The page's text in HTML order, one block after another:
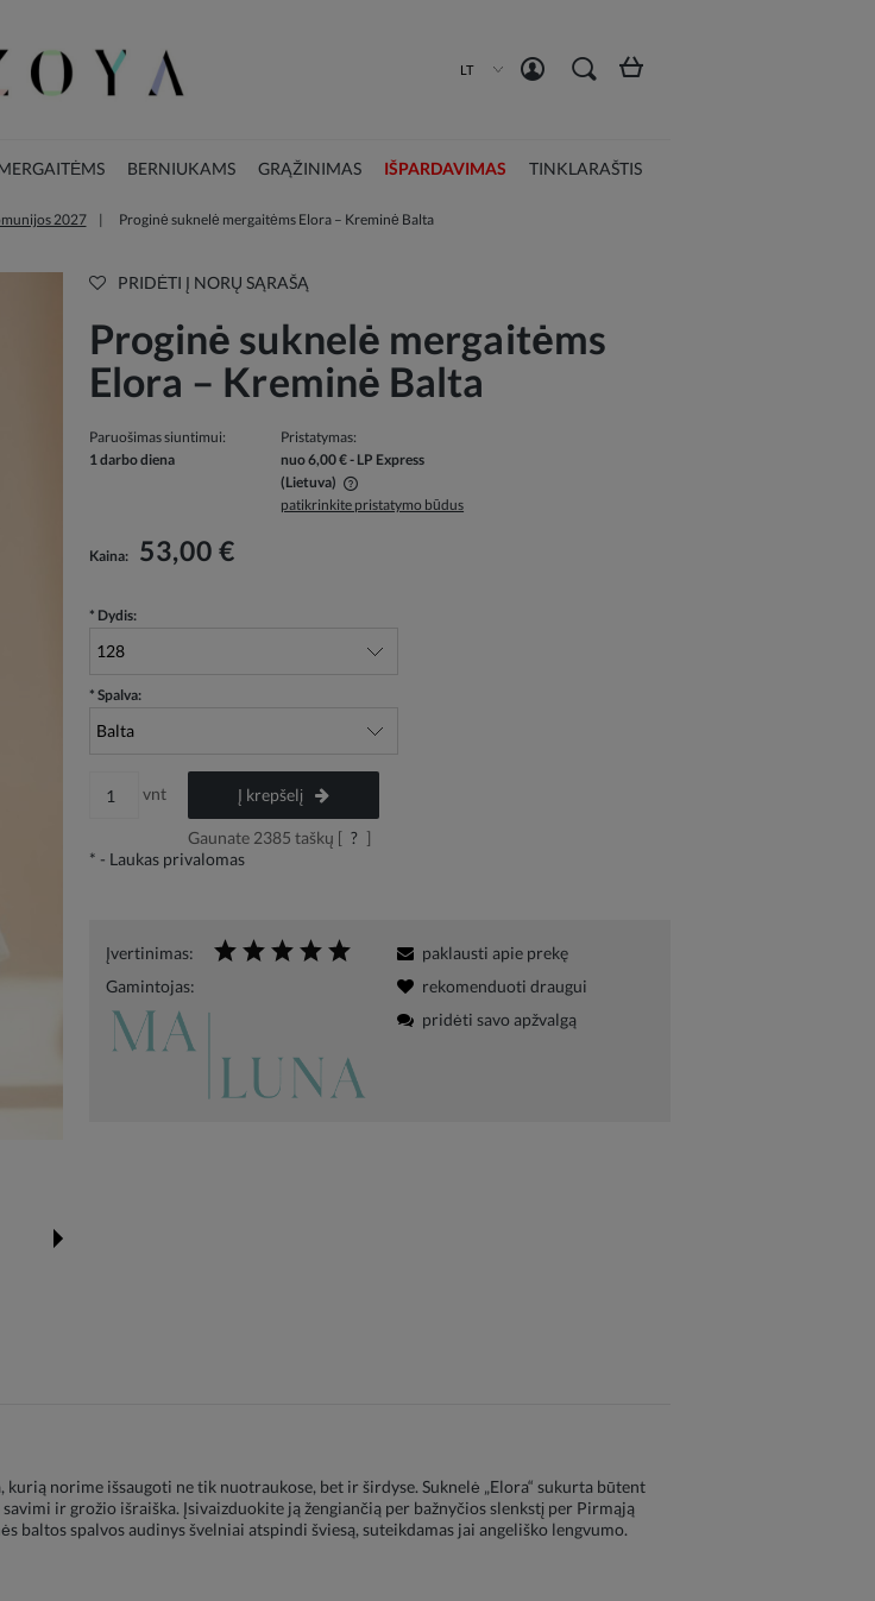
LT
BERNIUKAMS GRĄŽINIMAS IŠPARDAVIMAS TINKLARAŠTIS
2027 Proginė suknelė mergaitėms Elora – Kreminė Balta
PRIDĖTI Į NORŲ SĄRAŠĄ
Proginė suknelė mergaitėms
Elora – Kreminė Balta
Paruošimas siuntimui:
1 darbo diena
Pristatymas:
nuo 6,00 €- LP Express
(Lietuva)
išlaidos
patikrinkite pristatymo būdus
Kaina: 53,00 €
* Dydis:
* Spalva:
vnt Į krepšelį
Gaunate 2385 taškų [ ? ]
* - Laukas privalomas
Įvertinimas:
Gamintojas:
paklausti apie prekę
rekomenduoti draugui
pridėti savo apžvalgą
norime išsaugoti ne tik nuotraukose, bet ir širdyse. Suknelė „Elora“ sukurta būtent
ir grožio išraiška. Įsivaizduokite ją žengiančią per bažnyčios slenkstį per Pirmąją
baltos spalvos audinys švelniai atspindi šviesą, suteikdamas jai angeliško lengvumo.